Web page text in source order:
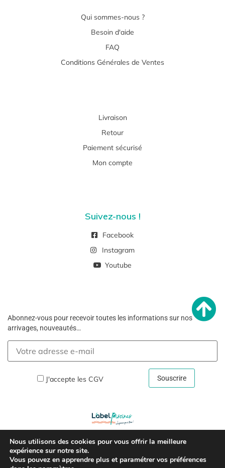
Qui sommes-nous ?
Besoin d'aide
FAQ
Conditions Générales de Ventes
Livraison
Retour
Paiement sécurisé
Mon compte
Suivez-nous !
Facebook
Instagram
Youtube
Abonnez-vous pour recevoir toutes les informations sur nos
arrivages, nouveautés…
J'accepte les CGV
Copyright © 2026 –
Confidentialité
Nous utilisons des cookies pour vous offrir la meilleure
expérience sur notre site.
Vous pouvez en apprendre plus et paramétrer vos préférences